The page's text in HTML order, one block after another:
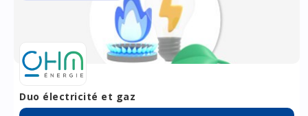
Duo électricité et gaz